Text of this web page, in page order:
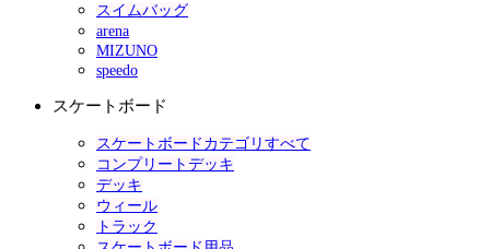
スイムバッグ
arena
MIZUNO
speedo
スケートボード
スケートボードカテゴリすべて
コンプリートデッキ
デッキ
ウィール
トラック